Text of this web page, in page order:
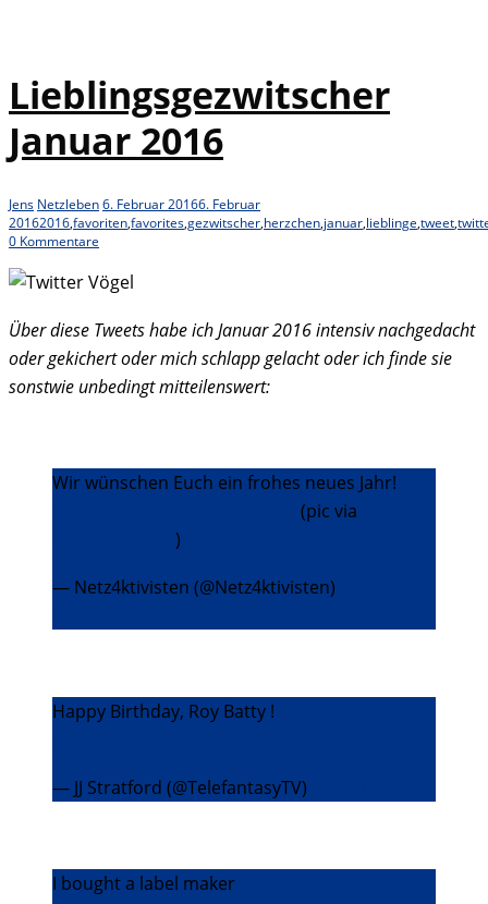
Lieblingsgezwitscher
Januar 2016
Jens Netzleben6. Februar 20166. Februar
20162016,favoriten,favorites,gezwitscher,herzchen,januar,lieblinge,tweet,
0 Kommentare
Über diese Tweets habe ich Januar 2016 intensiv nachgedacht
oder gekichert oder mich schlapp gelacht oder ich finde sie
sonstwie unbedingt mitteilenswert:
Wir wünschen Euch ein frohes neues Jahr!
(pic via
)
— Netz4ktivisten (@Netz4ktivisten)
Happy Birthday, Roy Batty !
— JJ Stratford (@TelefantasyTV)
I bought a label maker